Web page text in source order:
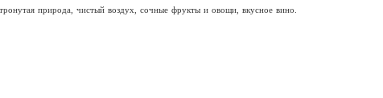
природа, чистый воздух, сочные фрукты и овощи, вкусное вино.